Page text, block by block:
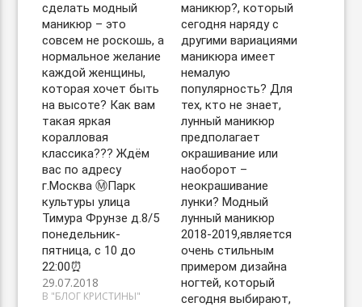
сделать модный
маникюр – это
совсем не роскошь, а
нормальное желание
каждой женщины,
которая хочет быть
на высоте? Как вам
такая яркая
коралловая
классика??? Ждём
вас по адресу
г.Москва Ⓜ️Парк
культуры улица
Тимура Фрунзе д.8/5
понедельник-
пятница, с 10 до
22:00⏰
29.07.2018
В "БЛОГ КРИСТИНЫ"
маникюр?, который
сегодня наряду с
другими вариациями
маникюра имеет
немалую
популярность? Для
тех, кто не знает,
лунный маникюр
предполагает
окрашивание или
наоборот –
неокрашивание
лунки? Модный
лунный маникюр
2018-2019,является
очень стильным
примером дизайна
ногтей, который
сегодня выбирают,